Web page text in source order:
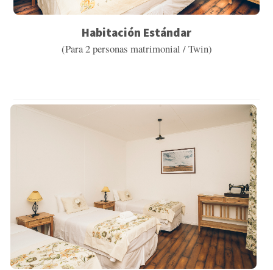
Habitación Estándar
(Para 2 personas matrimonial / Twin)